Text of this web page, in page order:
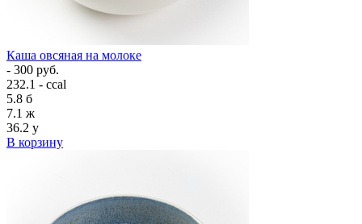
Каша овсяная на молоке
- 300 руб.
232.1 - ccal
5.8 б
7.1 ж
36.2 у
В корзину